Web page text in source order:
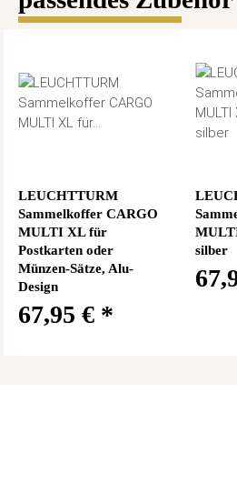
LEUCHTTURM
Sammelkoffer CARGO
MULTI XL für
Postkarten oder
Münzen-Sätze, Alu-
Design
67,95 € *
silber